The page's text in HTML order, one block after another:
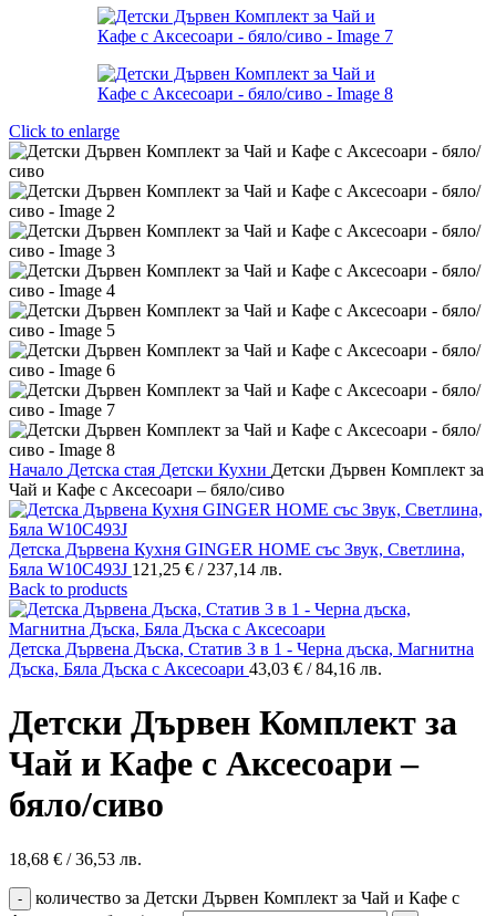
Click to enlarge
Начало Детска стая Детски Кухни Детски Дървен Комплект за
Чай и Кафе с Аксесоари – бяло/сиво
Детска Дървена Кухня GINGER HOME със Звук, Светлина,
Бяла W10C493J 121,25 € / 237,14 лв.
Back to products
Детска Дървена Дъска, Статив 3 в 1 - Черна дъска, Магнитна
Дъска, Бяла Дъска с Аксесоари 43,03 € / 84,16 лв.
Детски Дървен Комплект за
Чай и Кафе с Аксесоари –
бяло/сиво
18,68 € / 36,53 лв.
количество за Детски Дървен Комплект за Чай и Кафе с